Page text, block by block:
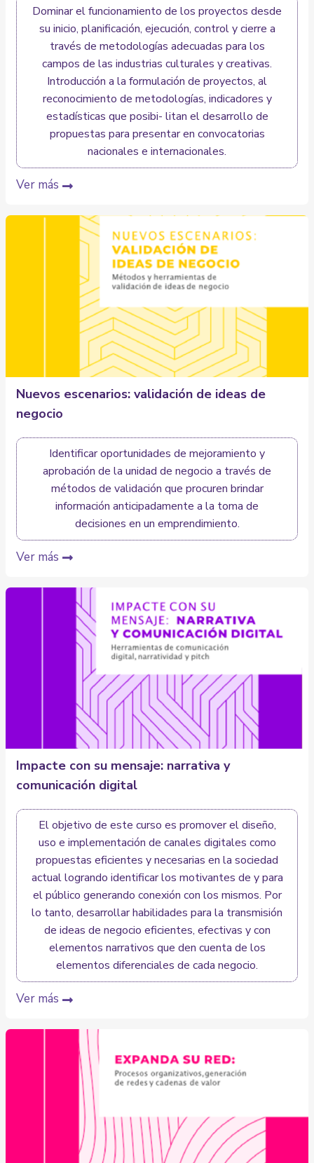
Dominar el funcionamiento de los proyectos desde
su inicio, planificación, ejecución, control y cierre a
través de metodologías adecuadas para los
campos de las industrias culturales y creativas.
Introducción a la formulación de proyectos, al
reconocimiento de metodologías, indicadores y
estadísticas que posibi- litan el desarrollo de
propuestas para presentar en convocatorias
nacionales e internacionales.
Ver más
Nuevos escenarios: validación de ideas de
negocio
Identificar oportunidades de mejoramiento y
aprobación de la unidad de negocio a través de
métodos de validación que procuren brindar
información anticipadamente a la toma de
decisiones en un emprendimiento.
Ver más
Impacte con su mensaje: narrativa y
comunicación digital
El objetivo de este curso es promover el diseño,
uso e implementación de canales digitales como
propuestas eficientes y necesarias en la sociedad
actual logrando identificar los motivantes de y para
el público generando conexión con los mismos. Por
lo tanto, desarrollar habilidades para la transmisión
de ideas de negocio eficientes, efectivas y con
elementos narrativos que den cuenta de los
elementos diferenciales de cada negocio.
Ver más